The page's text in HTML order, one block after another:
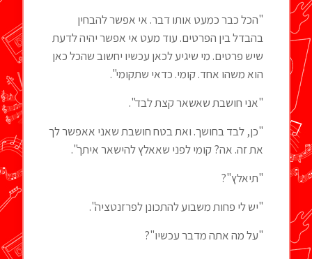
"הכל כבר כמעט אותו דבר. אי אפשר להבחין
בהבדל בין הפרטים. עוד מעט אי אפשר יהיה לדעת
שיש פרטים. מי שיגיע לכאן עכשיו יחשוב שהכל כאן
הוא משהו אחד. קומי. כדאי שתקומי".
"אני חושבת שאשאר קצת לבד".
"כן, לבד בחושך. ואת בטח חושבת שאני אאפשר לך
את זה. אה? קומי לפני שאאלץ להישאר איתך".
"תיאלץ"?
"יש לי פחות משבוע להתכונן לפרזנטציה".
"על מה אתה מדבר עכשיו"?